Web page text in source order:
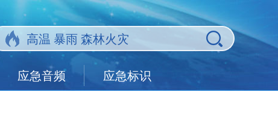
应急音频 应急标识